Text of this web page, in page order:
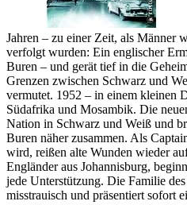
Jahren – zu einer Zeit, als Männer
verfolgt wurden: Ein englischer
Buren – und gerät tief in die
Grenzen zwischen Schwarz und
vermutet. 1952 – in einem kleinen
Südafrika und Mosambik. Die
Nation in Schwarz und Weiß und
Buren näher zusammen. Als
wird, reißen alte Wunden wieder
Engländer aus Johannisburg,
jede Unterstützung. Die Familie
misstrauisch und präsentiert sofort